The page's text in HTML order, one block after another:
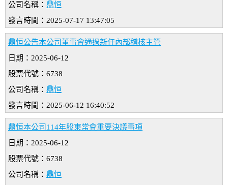
公司名稱： 鼎恒
發言時間：2025-07-17 13:47:05
鼎恒公告本公司董事會通過新任內部稽核主管
日期：2025-06-12
股票代號：6738
公司名稱： 鼎恒
發言時間：2025-06-12 16:40:52
鼎恒本公司114年股東常會重要決議事項
日期：2025-06-12
股票代號：6738
公司名稱： 鼎恒